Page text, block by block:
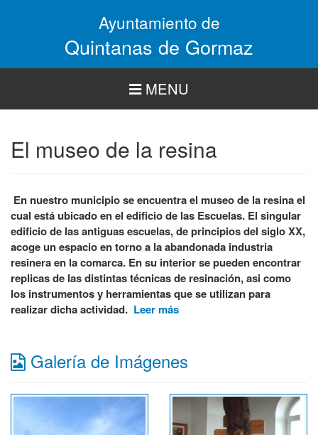
Ayuntamiento de
Quintanas de Gormaz
MENU
El museo de la resina
En nuestro municipio se encuentra el museo de la resina el
cual está ubicado en el edificio de las Escuelas. El singular
edificio de las antiguas escuelas, de principios del siglo XX,
acoge un espacio en torno a la abandonada industria
resinera en la comarca. En su interior se pueden encontrar
replicas de las distintas técnicas de resinación, asi como
los instrumentos y herramientas que se utilizan para
realizar dicha actividad. Leer más
Galería de Imágenes